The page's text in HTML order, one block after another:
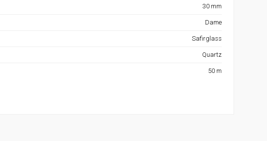
30 mm
Dame
Safirglass
Quartz
50 m